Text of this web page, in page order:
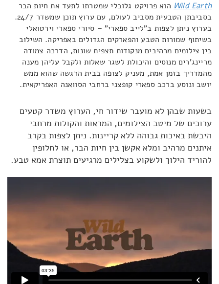
Wild Earth הוא פרויקט גלובלי שמטרתו לתעד את חיות הבר
בסביבתן הטבעית מסביב לעולם, עם ערוץ תוכן שמשדר 24/7.
בערוץ ניתן לצפות ב"לייב ספארי" – סיורי ספארי וירטואלי
בשיתוף שמורות הטבע והפארקים הגדולים באפריקה. השילוב
בין צילומים מרהיבים מנקודות תצפית שונות, הדרכה צמודה
מריינג'רים מנוסים והיכולת לשגר שאלות ולקבל עליהן מענה
מהמדריך בזמן אמת, מעניק לצופה בבית הרגשה שהוא ממש
יושב ונוסע ברכב ספארי קופצני ברחבי הסוואנה האפריקאית.
בשעות שבהן לא מועבר שידור חי, הערוץ משדר קטעים
ערוכים של מיטב הצילומים, המראות והקולות מרחבי
היבשת באיכות גבוהה ללא קריינות. ניתן לצפות בקרב
איתנים מרהיב ומלא אקשן בין חיות הבר, או לחלופין
להוריד הילוך ולשקוע בצלילים מרגיעים תוצרת אמא טבע.